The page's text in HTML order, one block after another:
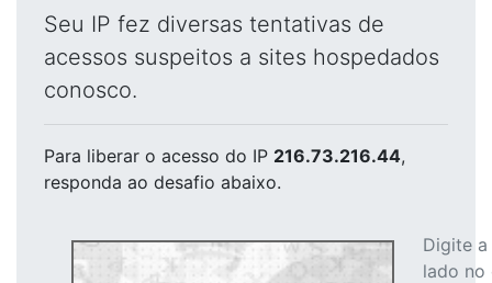
Seu IP fez diversas tentativas de
acessos suspeitos a sites hospedados
conosco.
Para liberar o acesso do IP 216.73.216.44,
responda ao desafio abaixo.
Digite
lado no